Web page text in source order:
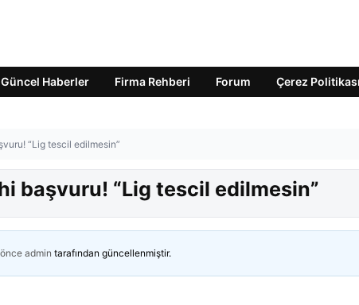
Güncel Haberler Firma Rehberi Forum Çerez Politikası
“Lig tescil edilmesin”
başvuru! “Lig tescil edilmesin”
admin tarafından güncellenmiştir.